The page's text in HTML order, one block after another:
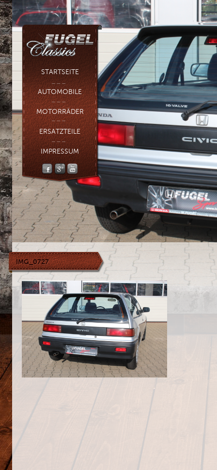
STARTSEITE
AUTOMOBILE
MOTORRÄDER
ERSATZTEILE
IMPRESSUM
IMG_0727